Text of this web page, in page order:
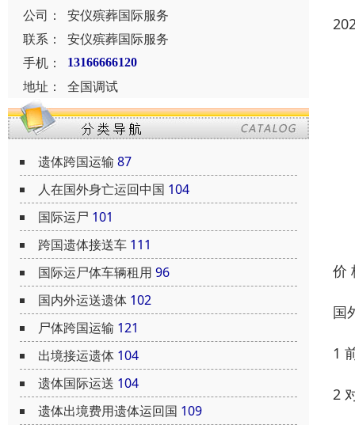
公司：
安仪殡葬国际服务
联系：
安仪殡葬国际服务
手机：
13166666120
地址： 全国调试
遗体跨国运输 87
人在国外身亡运回中国 104
国际运尸 101
跨国遗体接送车 111
国际运尸体车辆租用 96
国内外运送遗体 102
尸体跨国运输 121
出境接运遗体 104
遗体国际运送 104
遗体出境费用遗体运回国 109
价
国
1
2